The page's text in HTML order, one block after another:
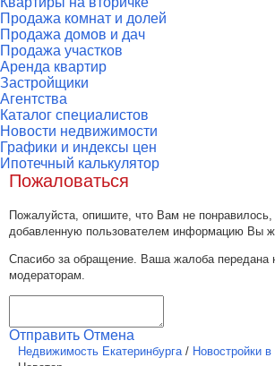
Продажа комнат и долей
Продажа домов и дач
Продажа участков
Аренда квартир
Застройщики
Агентства
Каталог специалистов
Новости недвижимости
Графики и индексы цен
Ипотечный калькулятор
Пожаловаться
Пожалуйста, опишите, что Вам не
добавленную пользователем информацию Вы
Спасибо за обращение. Ваша жалоба передана
модераторам.
Отправить Отмена
Недвижимость Екатеринбурга/ Новостройки